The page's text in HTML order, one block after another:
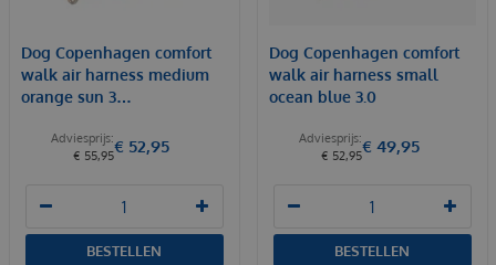
Dog Copenhagen comfort
walk air harness medium
orange sun 3…
€ 55,95€ 52,95
BESTELLEN
Dog Copenhagen comfort
walk air harness small
ocean blue 3.0
€ 52,95€ 49,95
BESTELLEN